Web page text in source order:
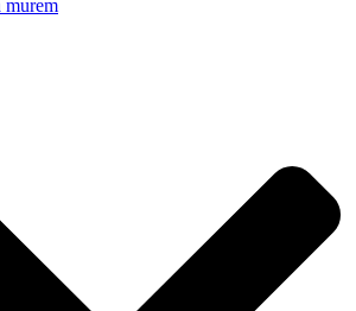
murem